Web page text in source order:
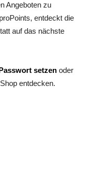
Angeboten zu
entdeckt die
auf das nächste
setzen oder
entdecken.